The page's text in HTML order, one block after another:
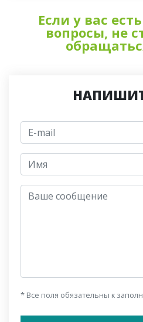
Если у вас
вопросы, не
E-mail
jmeno
Ваше сообщение
* Все поля обязательны к